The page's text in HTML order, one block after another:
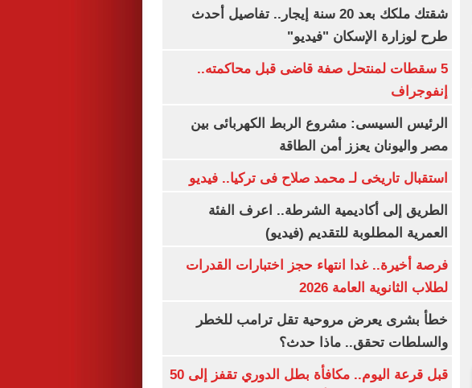
شقتك ملكك بعد 20 سنة إيجار.. تفاصيل أحدث
طرح لوزارة الإسكان "فيديو"
5 سقطات لمنتحل صفة قاضى قبل محاكمته..
إنفوجراف
الرئيس السيسى: مشروع الربط الكهربائى بين
مصر واليونان يعزز أمن الطاقة
استقبال تاريخى لـ محمد صلاح فى تركيا.. فيديو
الطريق إلى أكاديمية الشرطة.. اعرف الفئة
العمرية المطلوبة للتقديم (فيديو)
فرصة أخيرة.. غدا انتهاء حجز اختبارات القدرات
لطلاب الثانوية العامة 2026
خطأ بشرى يعرض مروحية تقل ترامب للخطر
والسلطات تحقق.. ماذا حدث؟
قبل قرعة اليوم.. مكافأة بطل الدوري تقفز إلى 50